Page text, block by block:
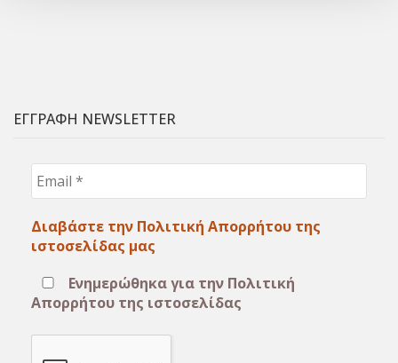
ΕΓΓΡΑΦΗ NEWSLETTER
Διαβάστε την Πολιτική Απορρήτου της
ιστοσελίδας μας
Ενημερώθηκα για την Πολιτική
Απορρήτου της ιστοσελίδας